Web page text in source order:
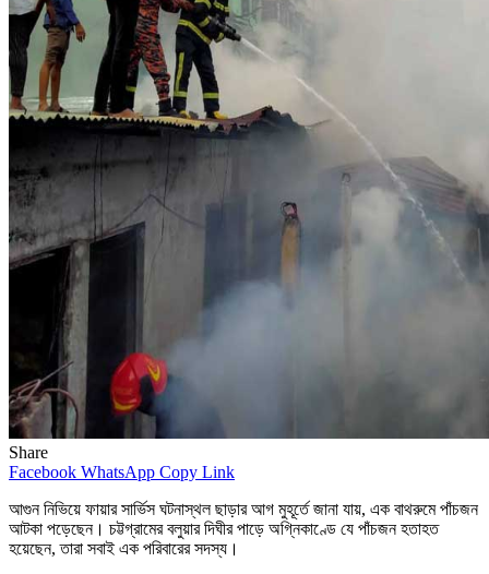
Share
Facebook WhatsApp Copy Link
আগুন নিভিয়ে ফায়ার সার্ভিস ঘটনাস্থল ছাড়ার আগ মুহূর্তে জানা যায়, এক বাথরুমে পাঁচজন
আটকা পড়েছেন। চট্টগ্রামের বলুয়ার দিঘীর পাড়ে অগ্নিকাণ্ডে যে পাঁচজন হতাহত
হয়েছেন, তারা সবাই এক পরিবারের সদস্য।